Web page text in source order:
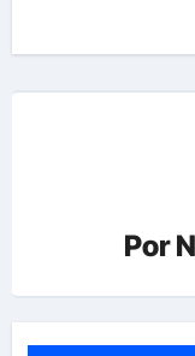
Por